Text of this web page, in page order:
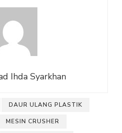
Ihda Syarkhan
DAUR ULANG PLASTIK
MESIN CRUSHER